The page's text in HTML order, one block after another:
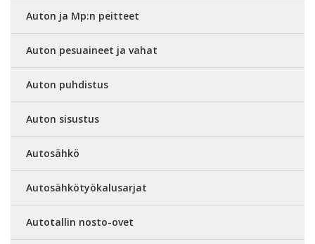
Auton ja Mp:n peitteet
Auton pesuaineet ja vahat
Auton puhdistus
Auton sisustus
Autosähkö
Autosähkötyökalusarjat
Autotallin nosto-ovet